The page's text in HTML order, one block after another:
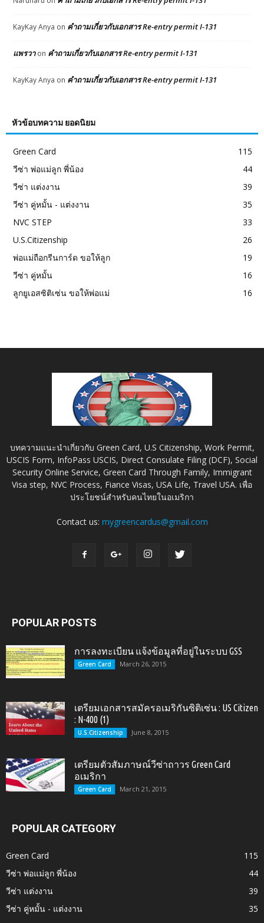
KayKay Anya on คำถามเกี่ยวกับเอกสาร Re-entry permit I-131
แพรวาon คำถามเกี่ยวกับเอกสาร Re-entry permit I-131
KayKay Anya on คำถามเกี่ยวกับเอกสาร Re-entry permit I-131
หัวข้อบทความ ยอดนิยม
Green Card
115
วีซ่า พ่อแม่ลูก พี่น้อง
44
วีซ่า แต่งงาน
39
วีซ่า คู่หมั้น - แต่งงาน
35
NVC STEP
33
U.S.Citizenship
26
พ่อแม่ถือกรีนการ์ด ขอให้ลูก
19
วีซ่า คู่หมั้น
16
ลูกยูเอสซิติเซ่น ขอให้พ่อแม่
16
บทความแนะนำเกี่ยวกับ Green Card, U.S Citizenship, Work Permit,
USCIS Form, InfoPass USCIS, Direct Consulate Filing (DCF), Social
Security Online Service, Green Card Through Family, Immigrant
Visa step, NVC Process, Fiance Visas, USA Life, Travel USA. เพื่อ
ประโยชน์สำหรับคนไทยในอเมริกา
Contact us: mygreencardus@gmail.com
POPULAR POSTS
การลงทะเบียน แจ้งข้อมูลที่อยู่ในระบบ GSS
Green Card March 26, 2015
เตรียมเอกสารสมัครอเมริกันซิติเซ่น : US Citizen
: N-400 (1)
U.S.Citizenship June 8, 2015
เตรียมตัวสัมภาษณ์วีซ่าถาวร Green Card
อเมริกา
Green Card March 21, 2015
POPULAR CATEGORY
Green Card
115
วีซ่า พ่อแม่ลูก พี่น้อง
44
วีซ่า แต่งงาน
39
วีซ่า คู่หมั้น - แต่งงาน
35